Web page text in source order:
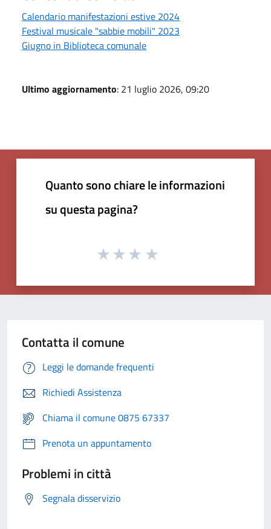
Calendario manifestazioni estive 2024
Festival musicale "sabbie mobili" 2023
Giugno in Biblioteca comunale
Ultimo aggiornamento: 21 luglio 2026, 09:20
Quanto sono chiare le informazioni
su questa pagina?
Contatta il comune
Leggi le domande frequenti
Richiedi Assistenza
Chiama il comune 0875 67337
Prenota un appuntamento
Problemi in città
Segnala disservizio